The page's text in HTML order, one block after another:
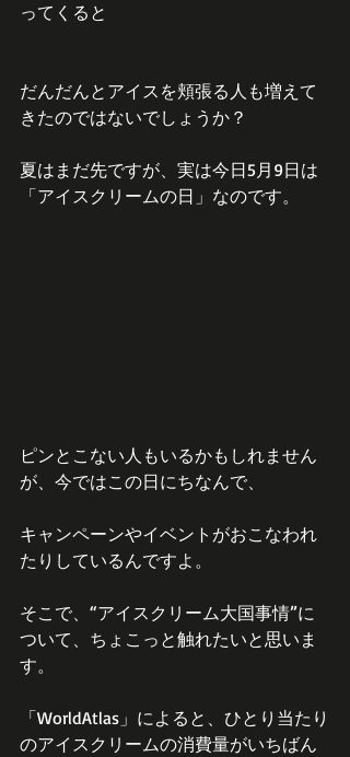
ってくると
だんだんとアイスを頬張る人も増えて
きたのではないでしょうか？
夏はまだ先ですが、実は今日5月9日は
「アイスクリームの日」なのです。
ピンとこない人もいるかもしれません
が、今ではこの日にちなんで、
キャンペーンやイベントがおこなわれ
たりしているんですよ。
そこで、“アイスクリーム大国事情”に
ついて、ちょこっと触れたいと思いま
す。
「WorldAtlas」によると、ひとり当たり
のアイスクリームの消費量がいちばん